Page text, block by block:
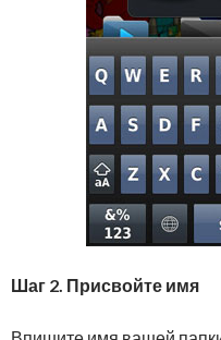
Шаг 2. Присвойте имя